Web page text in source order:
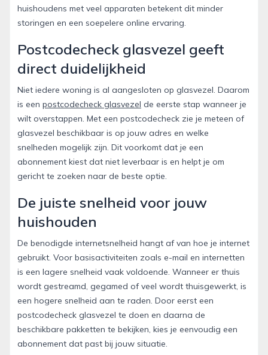
huishoudens met veel apparaten betekent dit minder
storingen en een soepelere online ervaring.
Postcodecheck glasvezel geeft
direct duidelijkheid
Niet iedere woning is al aangesloten op glasvezel. Daarom
is een postcodecheck glasvezel de eerste stap wanneer je
wilt overstappen. Met een postcodecheck zie je meteen of
glasvezel beschikbaar is op jouw adres en welke
snelheden mogelijk zijn. Dit voorkomt dat je een
abonnement kiest dat niet leverbaar is en helpt je om
gericht te zoeken naar de beste optie.
De juiste snelheid voor jouw
huishouden
De benodigde internetsnelheid hangt af van hoe je internet
gebruikt. Voor basisactiviteiten zoals e-mail en internetten
is een lagere snelheid vaak voldoende. Wanneer er thuis
wordt gestreamd, gegamed of veel wordt thuisgewerkt, is
een hogere snelheid aan te raden. Door eerst een
postcodecheck glasvezel te doen en daarna de
beschikbare pakketten te bekijken, kies je eenvoudig een
abonnement dat past bij jouw situatie.